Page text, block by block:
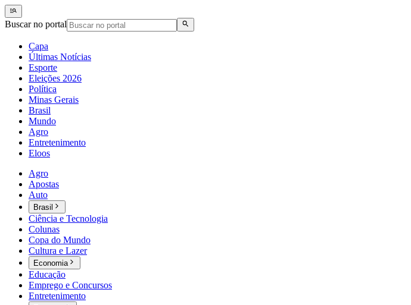
Buscar no portal
Capa
Últimas Notícias
Esporte
Eleições 2026
Política
Minas Gerais
Brasil
Mundo
Agro
Entretenimento
Eloos
Agro
Apostas
Auto
Brasil
Ciência e Tecnologia
Colunas
Copa do Mundo
Cultura e Lazer
Economia
Educação
Emprego e Concursos
Entretenimento